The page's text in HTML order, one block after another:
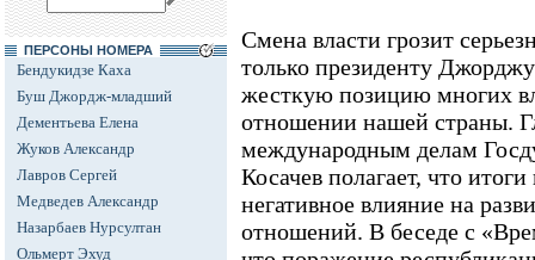
ПЕРСОНЫ НОМЕРА
Бендукидзе Каха
Буш Джордж-младший
Дементьева Елена
Жуков Александр
Лавров Сергей
Медведев Александр
Назарбаев Нурсултан
Ольмерт Эхуд
Смена власти грозит
только президенту
жесткую позицию многих
отношении нашей страны.
международным делам
Косачев полагает, что
негативное влияние на
отношений. В беседе с